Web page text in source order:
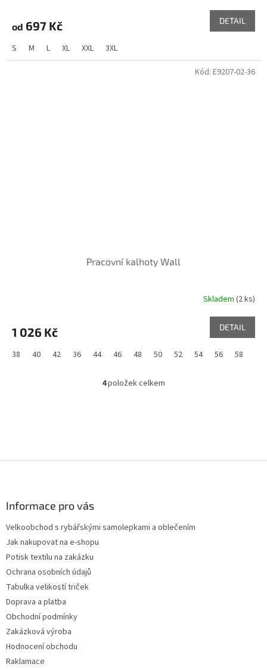
od 697 Kč DETAIL
S M L XL XXL 3XL
Pracovní kalhoty Wall
Skladem (2 ks)
1 026 Kč DETAIL
38 40 42 36 44 46 48 50 52 54 56 58
Kód: E9207-02-36
O
y
4položek celkem
Informace pro vás
Velkoobchod s rybářskými samolepkami a oblečením
Jak nakupovat na e-shopu
Potisk textilu na zakázku
Ochrana osobních údajů
Tabulka velikostí triček
Doprava a platba
Obchodní podmínky
Zakázková výroba
Hodnocení obchodu
Raklamace